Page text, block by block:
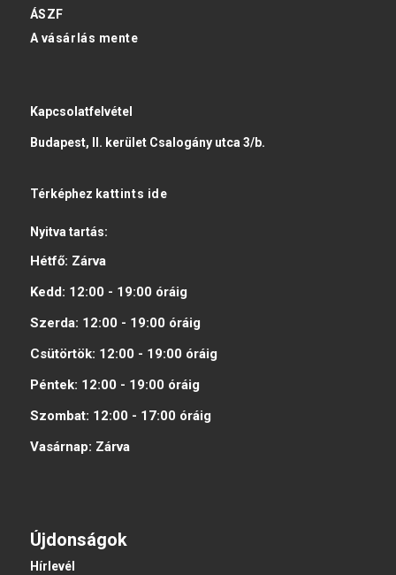
ÁSZF
A vásárlás mente
Kapcsolatfelvétel
Budapest, II. kerület Csalogány utca 3/b.
Térképhez kattints ide
Nyitva tartás:
Hétfő: Zárva
Kedd: 12:00 - 19:00 óráig
Szerda: 12:00 - 19:00 óráig
Csütörtök: 12:00 - 19:00 óráig
Péntek: 12:00 - 19:00 óráig
Szombat: 12:00 - 17:00 óráig
Vasárnap: Zárva
Újdonságok
Hírlevél